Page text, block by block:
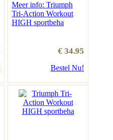
Meer info: Triumph
Tri-Action Workout
HIGH sportbeha
€ 34.95
Bestel Nu!